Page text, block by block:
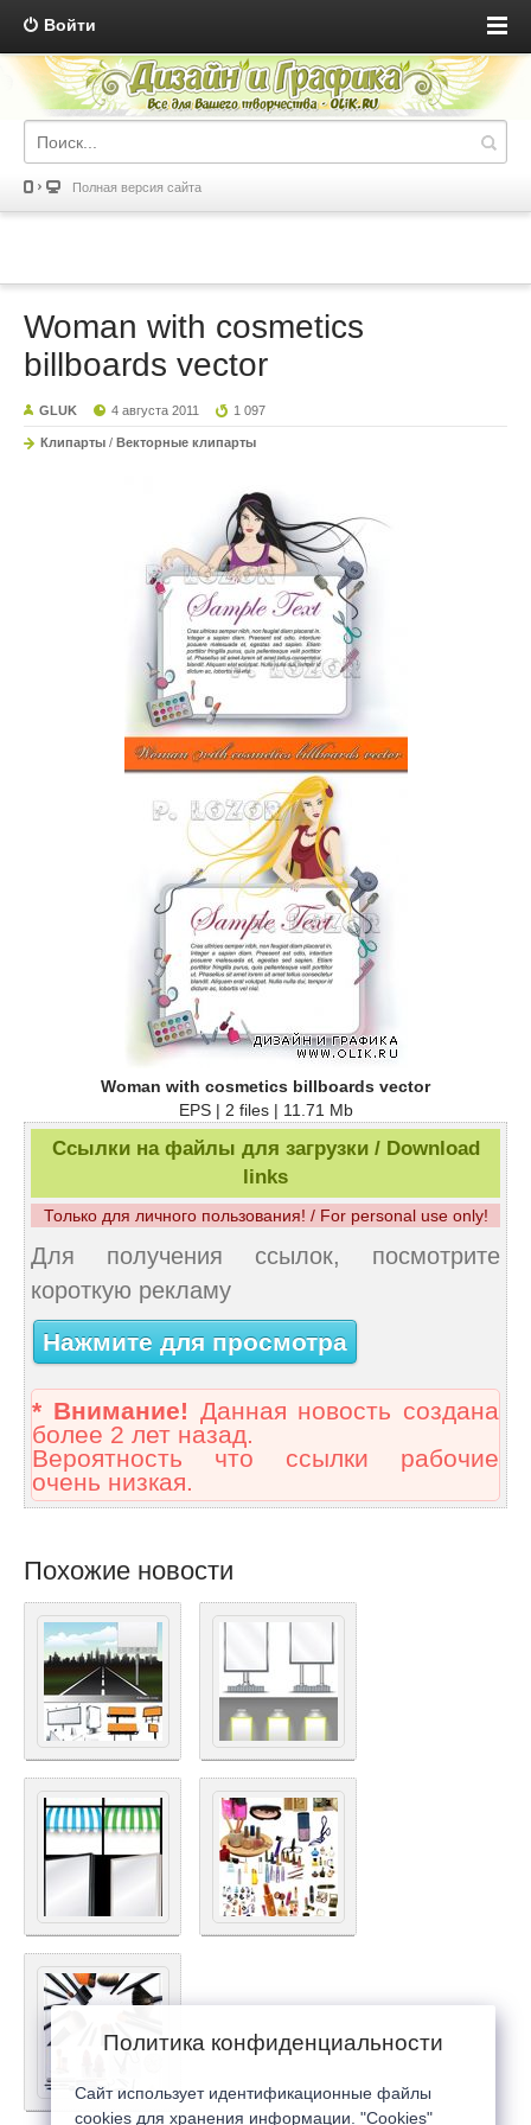
Войти
Полная версия сайта
Woman with cosmetics
billboards vector
GLUK 4 августа 2011 1 097
Клипарты / Векторные клипарты
Woman with cosmetics billboards vector
EPS | 2 files | 11.71 Mb
Ссылки на файлы для загрузки / Download
links
Только для личного пользования! / For personal use only!
Для получения ссылок, посмотрите
короткую рекламу
Нажмите для просмотра
* Внимание! Данная новость создана
более 2 лет назад.
Вероятность что ссылки рабочие
очень низкая.
Похожие новости
Политика конфиденциальности
Сайт использует идентификационные файлы
cookies для хранения информации. "Cookies"